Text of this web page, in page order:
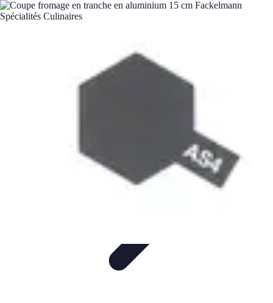
Guide Grandes Écoles
Admission et Préparation
Guide Grandes Écoles